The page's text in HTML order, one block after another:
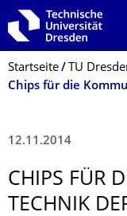
Zur Hauptnavigation
Zur Suche springen
Zum Inhalt springen
Breadcrumb-Menü
Startseite TU
Chips für die
12.11.2014
CHIPS FÜR
TECHNIK